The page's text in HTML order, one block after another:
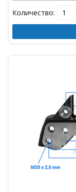
Количество: